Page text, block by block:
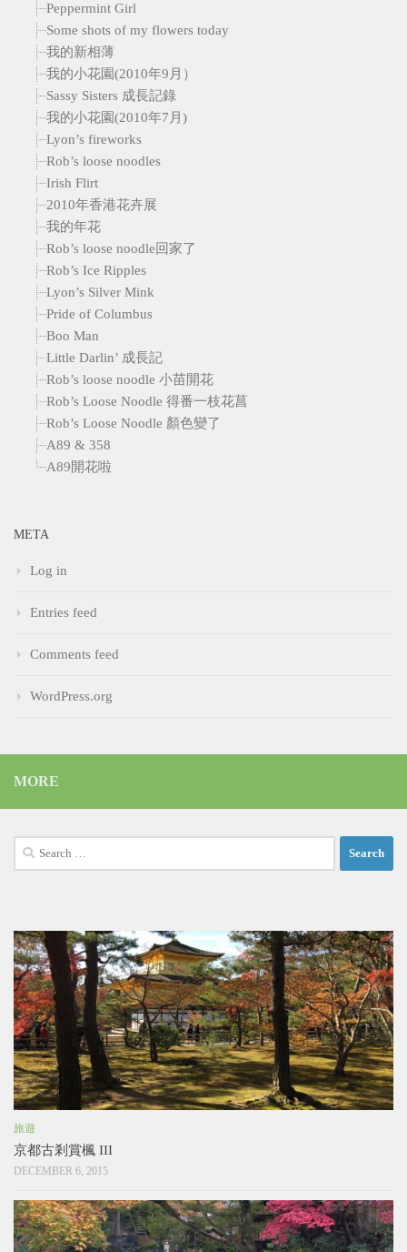
Peppermint Girl
Some shots of my flowers today
我的新相薄
我的小花園(2010年9月）
Sassy Sisters 成長記錄
我的小花園(2010年7月)
Lyon’s fireworks
Rob’s loose noodles
Irish Flirt
2010年香港花卉展
我的年花
Rob’s loose noodle回家了
Rob’s Ice Ripples
Lyon’s Silver Mink
Pride of Columbus
Boo Man
Little Darlin’ 成長記
Rob’s loose noodle 小苗開花
Rob’s Loose Noodle 得番一枝花菖
Rob’s Loose Noodle 顏色變了
A89 & 358
A89開花啦
META
Log in
Entries feed
Comments feed
WordPress.org
MORE
Search
for:
旅遊
京都古剎賞楓 III
DECEMBER 6, 2015